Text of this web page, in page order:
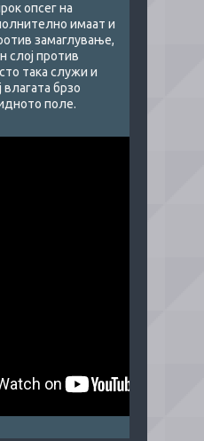
опсег на
имаат и
замаглување,
слој против
така служи и
влагата брзо
поле.